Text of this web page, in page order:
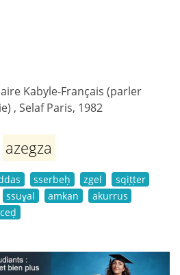
Kabyle-Français (parler
, Selaf Paris, 1982
azegza
sserbeḥ zgel
sqiṭṭer
ssuɣal amkan
akurrus